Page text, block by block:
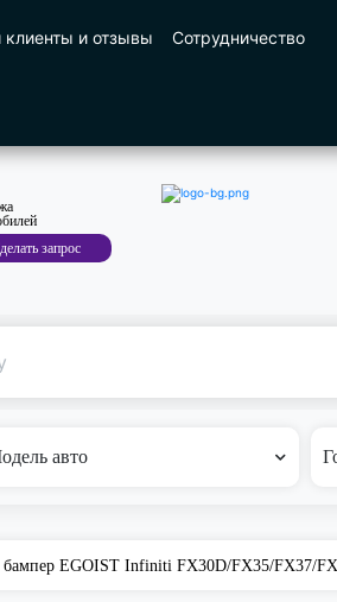
и отзывы Сотрудничество
запрос
авто
бампер EGOIST Infiniti FX30D/FX35/FX37/